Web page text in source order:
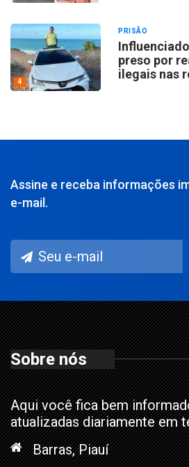
4
PRISÃO
preso por
ilegais nas
Assine e receba informações
e-mail.
Sobre nós
Aqui você fica bem
atualizadas diariamente em
Barras, Piauí